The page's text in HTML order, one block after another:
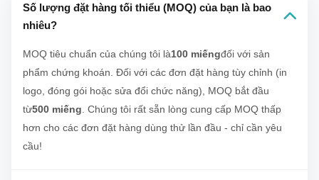
Số lượng đặt hàng tối thiểu (MOQ) của bạn là bao
nhiêu?
MOQ tiêu chuẩn của chúng tôi là100 miếngđối với sản
phẩm chứng khoán. Đối với các đơn đặt hàng tùy chỉnh (in
logo, đóng gói hoặc sửa đổi chức năng), MOQ bắt đầu
từ500 miếng . Chúng tôi rất sẵn lòng cung cấp MOQ thấp
hơn cho các đơn đặt hàng dùng thử lần đầu - chỉ cần yêu
cầu!